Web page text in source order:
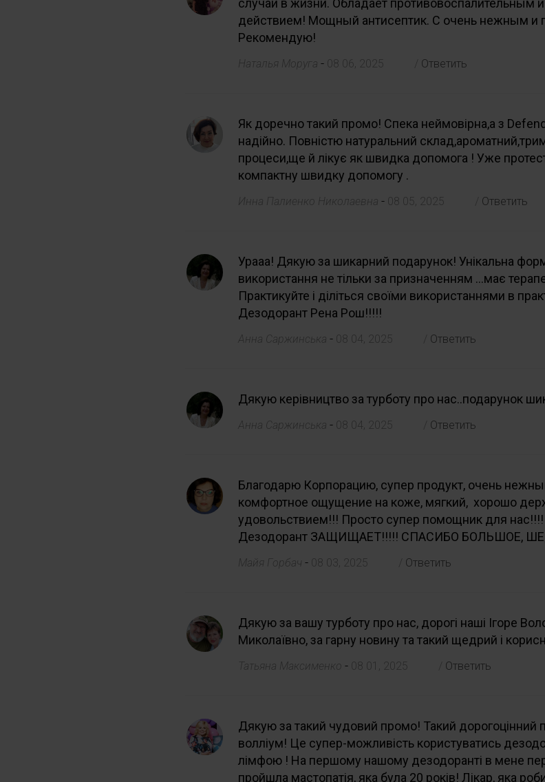
действием! Мощный антисептик. С очень нежным и
Рекомендую!
Наталья Моруга - 08 06, 2025 Ответить
Як доречно такий промо! Спека неймовірна,а з
надійно. Повністю натуральний
процеси,ще й лікує як швидка допомога ! Уже
компактну швидку допомогу .
Инна Палиенко Николаевна - 08 05, 2025 Ответить
Урааа! Дякую за шикарний подарунок! Унікальна
використання не тільки за призначенням ...має
Практикуйте і діліться своїми використаннями в
Дезодорант Рена Рош!!!!!
Анна Саржинська - 08 04, 2025 Ответить
Дякую керівництво за турботу про нас..подарунок
Анна Саржинська - 08 04, 2025 Ответить
Благодарю Корпорацию, супер продукт, очень
комфортное ощущение на коже, мягкий, хорошо
удовольствием!!! Просто супер помощник для
Дезодорант ЗАЩИЩАЕТ!!!!! СПАСИБО БОЛЬШОЕ,
Майя Горбач - 08 03, 2025 Ответить
Дякую за вашу турботу про нас, дорогі наші Ігоре
Миколаївно, за гарну новину та такий щедрий і
Татьяна Максименко - 08 01, 2025 Ответить
Дякую за такий чудовий промо! Такий дорогоцінний
волліум! Це супер-можливість користуватись
лімфою ! На першому нашому дезодоранті в мене
пройшла мастопатія, яка була 20 років! Лікар, яка